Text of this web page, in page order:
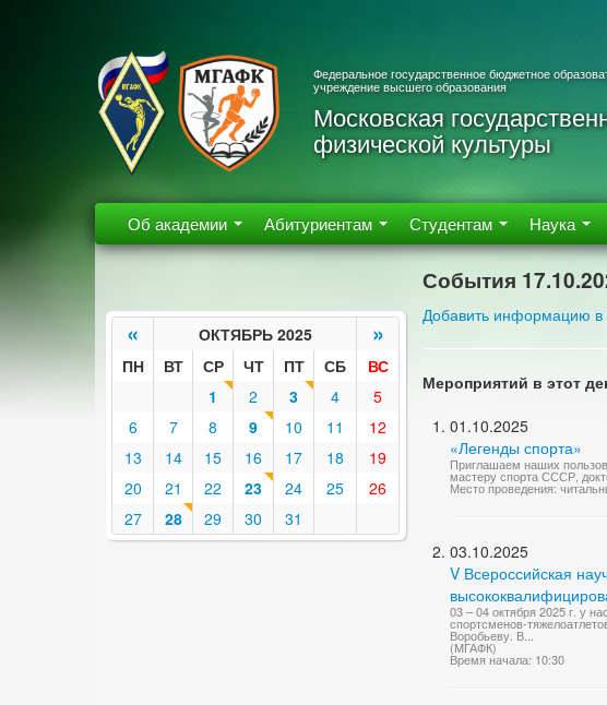
Федеральное государственное бюджетное
учреждение высшего образования
Московская
физической культуры
Об академии Абитуриентам Студентам Наука
« ОКТЯБРЬ 2025 »
ПН ВТ СР ЧТ ПТ СБ
ВС
1
2 3 4
5
6
7 8 9 10 11
12
13
14 15 16 17 18
19
20
21 22 23 24 25
26
27
28 29 30 31
События
Добавить информацию в
Мероприятий в этот
01.10.2025
«Легенды спорта»
Приглашаем наших
мастеру спорта СССР,
Место проведения:
03.10.2025
V Всероссийская
03 – 04 октября 2025 г. у
спортсменов-
Воробьеву. В...
(МГАФК)
Время начала: 10:30